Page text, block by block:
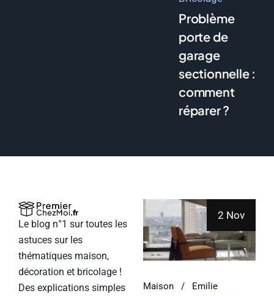
Problème
porte de
garage
sectionnelle :
comment
réparer ?
Le blog n°1 sur toutes les
astuces sur les
thématiques maison,
décoration et bricolage !
Des explications simples
2 Nov
Maison Emilie